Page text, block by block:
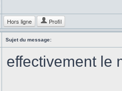
Hors ligne Profil
Sujet du message:
effectivement le